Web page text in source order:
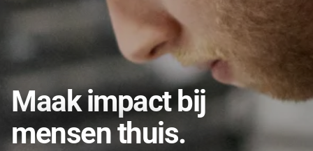
Maak impact bij
mensen thuis.